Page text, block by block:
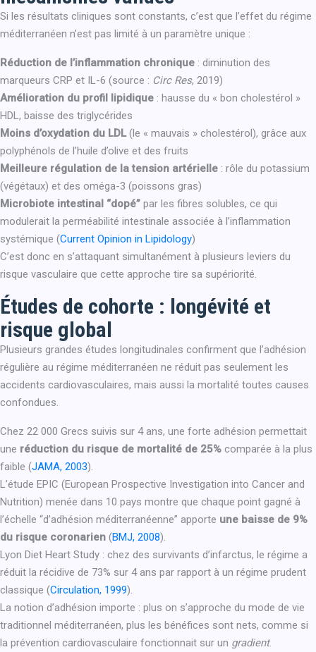
Si les résultats cliniques sont constants, c’est que l’effet du régime
méditerranéen n’est pas limité à un paramètre unique :
Réduction de l’inflammation chronique : diminution des
marqueurs CRP et IL-6 (source : Circ Res, 2019)
Amélioration du profil lipidique : hausse du « bon cholestérol »
HDL, baisse des triglycérides
Moins d’oxydation du LDL(le « mauvais » cholestérol), grâce aux
polyphénols de l’huile d’olive et des fruits
Meilleure régulation de la tension artérielle : rôle du potassium
(végétaux) et des oméga-3 (poissons gras)
Microbiote intestinal “dopé” par les fibres solubles, ce qui
modulerait la perméabilité intestinale associée à l’inflammation
systémique (Current Opinion in Lipidology)
C’est donc en s’attaquant simultanément à plusieurs leviers du
risque vasculaire que cette approche tire sa supériorité.
Études de cohorte : longévité et
risque global
Plusieurs grandes études longitudinales confirment que l’adhésion
régulière au régime méditerranéen ne réduit pas seulement les
accidents cardiovasculaires, mais aussi la mortalité toutes causes
confondues.
Chez 22 000 Grecs suivis sur 4 ans, une forte adhésion permettait
une réduction du risque de mortalité de 25% comparée à la plus
faible (JAMA, 2003).
L’étude EPIC (European Prospective Investigation into Cancer and
Nutrition) menée dans 10 pays montre que chaque point gagné à
l’échelle “d’adhésion méditerranéenne” apporte une baisse de 9%
du risque coronarien (BMJ, 2008).
Lyon Diet Heart Study : chez des survivants d’infarctus, le régime a
réduit la récidive de 73% sur 4 ans par rapport à un régime prudent
classique (Circulation, 1999).
La notion d’adhésion importe : plus on s’approche du mode de vie
traditionnel méditerranéen, plus les bénéfices sont nets, comme si
la prévention cardiovasculaire fonctionnait sur un gradient.